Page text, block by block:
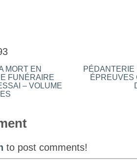
MORT EN
FUNÉRAIRE
– VOLUME
PÉDANTERIE
ÉPREUVES
to post comments!